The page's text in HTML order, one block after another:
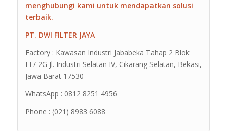
menghubungi kami untuk mendapatkan solusi
terbaik.
PT. DWI FILTER JAYA
Factory : Kawasan Industri Jababeka Tahap 2 Blok
EE/ 2G Jl. Industri Selatan IV, Cikarang Selatan, Bekasi,
Jawa Barat 17530
WhatsApp : 0812 8251 4956
Phone : (021) 8983 6088